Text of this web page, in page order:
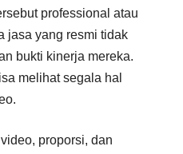
professional atau
jasa yang resmi tidak
bukti kinerja mereka.
melihat segala hal
proporsi, dan